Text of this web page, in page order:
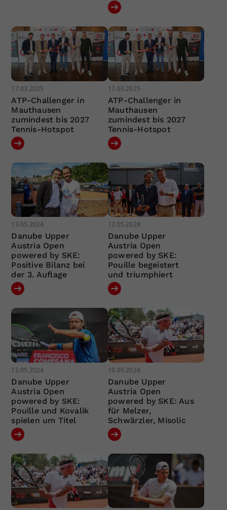
17.03.2025
ATP-Challenger in
Mauthausen
zumindest bis 2027
Tennis-Hotspot
17.03.2025
ATP-Challenger in
Mauthausen
zumindest bis 2027
Tennis-Hotspot
13.05.2024
Danube Upper
Austria Open
powered by SKE:
Positive Bilanz bei
der 3. Auflage
12.05.2024
Danube Upper
Austria Open
powered by SKE:
Pouille begeistert
und triumphiert
12.05.2024
Danube Upper
Austria Open
powered by SKE:
Pouille und Kovalik
spielen um Titel
10.05.2024
Danube Upper
Austria Open
powered by SKE: Aus
für Melzer,
Schwärzler, Misolic